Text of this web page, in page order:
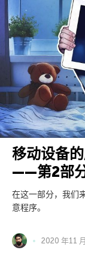
移动设备
——第2部
在这一部分，我们
意程序。
2020 年11